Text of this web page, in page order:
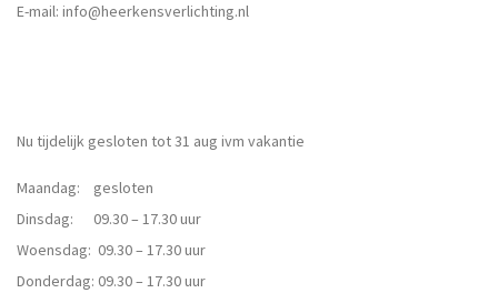
E-mail: info@heerkensverlichting.nl
Nu tijdelijk gesloten tot 31 aug ivm vakantie
Maandag: gesloten
Dinsdag: 09.30 – 17.30 uur
Woensdag: 09.30 – 17.30 uur
Donderdag: 09.30 – 17.30 uur